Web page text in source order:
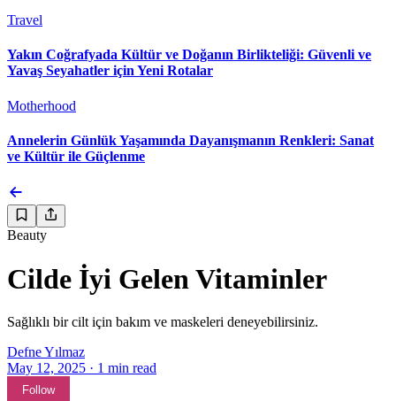
Travel
Yakın Coğrafyada Kültür ve Doğanın Birlikteliği: Güvenli ve
Yavaş Seyahatler için Yeni Rotalar
Motherhood
Annelerin Günlük Yaşamında Dayanışmanın Renkleri: Sanat
ve Kültür ile Güçlenme
Beauty
Cilde İyi Gelen Vitaminler
Sağlıklı bir cilt için bakım ve maskeleri deneyebilirsiniz.
Defne Yılmaz
May 12, 2025 · 1 min read
Follow